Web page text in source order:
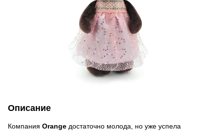
Описание
Компания Orange достаточно молода, но уже успела